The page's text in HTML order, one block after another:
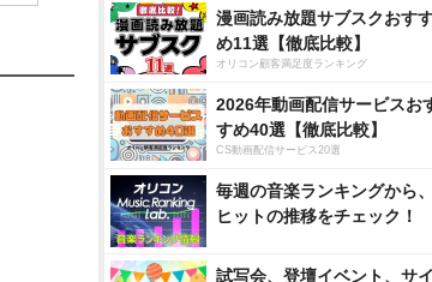
漫画読み放題サブスクおす
め11選【徹底比較】
オリコン顧客満足度ランキング
2026年動画配信サービスお
すめ40選【徹底比較】
CS動画配信サービス20選
毎週の音楽ランキングから、
ヒットの推移をチェック！
試写会、登壇イベント、サイ